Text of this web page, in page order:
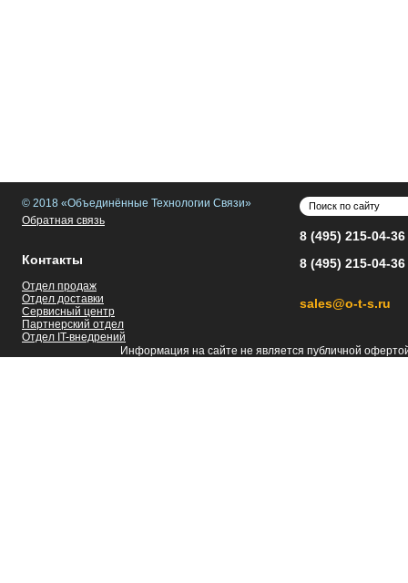
© 2018 «Объединённые Технологии Связи»
Обратная связь
Контакты
Отдел продаж
Отдел доставки
Сервисный центр
Партнерский отдел
Отдел IT-внедрений
8 (495) 215-04-36
8 (495) 215-04-36
sales@o-t-s.ru
Информация на сайте не является публичной